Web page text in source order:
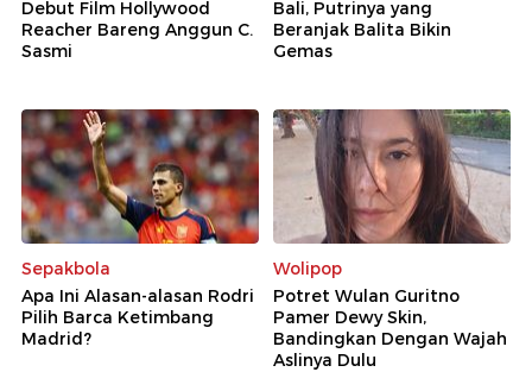
Debut Film Hollywood
Reacher Bareng Anggun C.
Sasmi
Bali, Putrinya yang
Beranjak Balita Bikin
Gemas
Sepakbola
Apa Ini Alasan-alasan Rodri
Pilih Barca Ketimbang
Madrid?
Wolipop
Potret Wulan Guritno
Pamer Dewy Skin,
Bandingkan Dengan Wajah
Aslinya Dulu